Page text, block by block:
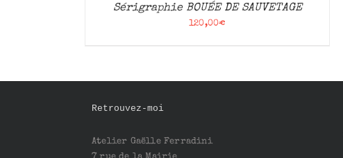
Sérigraphie BOUÉE DE SAUVETAGE
120,00€
Retrouvez-moi
Atelier Gaëlle Ferradini